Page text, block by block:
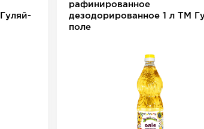
рафинированное
дезодорированное 1 л ТМ
поле